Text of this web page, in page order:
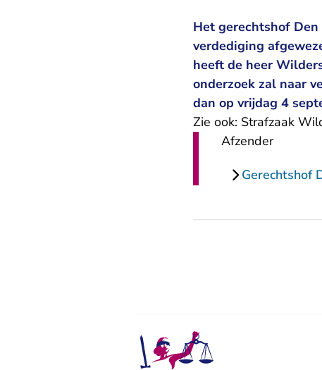
Het gerechtshof
verdediging
heeft de heer
onderzoek zal naar
dan op vrijdag 4
Zie ook: Strafzaak
Afzender
Gerechtshof